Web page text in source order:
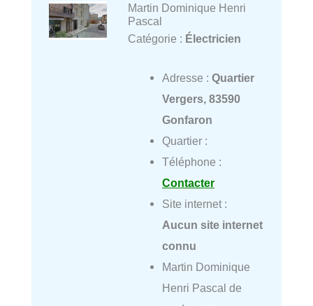
Martin Dominique Henri
Pascal
Catégorie : Électricien
Adresse : Quartier
Vergers, 83590
Gonfaron
Quartier :
Téléphone :
Contacter
Site internet :
Aucun site internet
connu
Martin Dominique
Henri Pascal de